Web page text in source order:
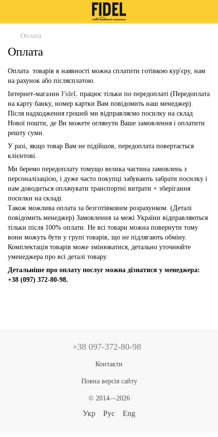
Оплата
Оплата
Оплата товарів в наявності можна сплатити готівкою кур'єру, нам
на рахунок або післясплатою.
Інтернет-магазин FideL працює тільки по передоплаті (Передоплата
на карту банку, номер картки Вам повідомить наш менеджер).
Після надходження грошей ми відправляємо посилку на склад
Нової пошти, де Ви можете оглянути Ваше замовлення і оплатити
решту суми.
У разі, якщо товар Вам не підійшов, передоплата повертається
клієнтові.
Ми беремо передоплату томущо велика частина замовлень з
персоналізацією, і дуже часто покупці забувають забрати посилку і
нам доводиться оплачувати транспортні витрати + зберігання
посилки на складі.
Також можлива оплата за безготівковим розрахунком. (Деталі
повідомить менеджер) Замовлення за межі України відправляються
тільки після 100% оплати. Не всі товари можна повернути тому
вони можуть бути у групі товарів, що не підлягають обміну.
Комплектація товарів може змінюватися, детально уточнюйте
уменеджера про всі деталі товару.
Детальніше про оплату послуг можна дізнатися у менеджера:
+38 (097) 372-80-98.
+38 097-372-80-98
Контакти
Повна версія сайту
© 2014—2026
Укр Рус Eng